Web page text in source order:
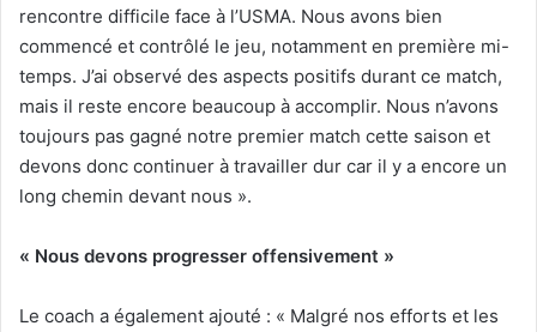
rencontre difficile face à l’USMA. Nous avons bien
commencé et contrôlé le jeu, notamment en première mi-
temps. J’ai observé des aspects positifs durant ce match,
mais il reste encore beaucoup à accomplir. Nous n’avons
toujours pas gagné notre premier match cette saison et
devons donc continuer à travailler dur car il y a encore un
long chemin devant nous ».
« Nous devons progresser offensivement »
Le coach a également ajouté : « Malgré nos efforts et les